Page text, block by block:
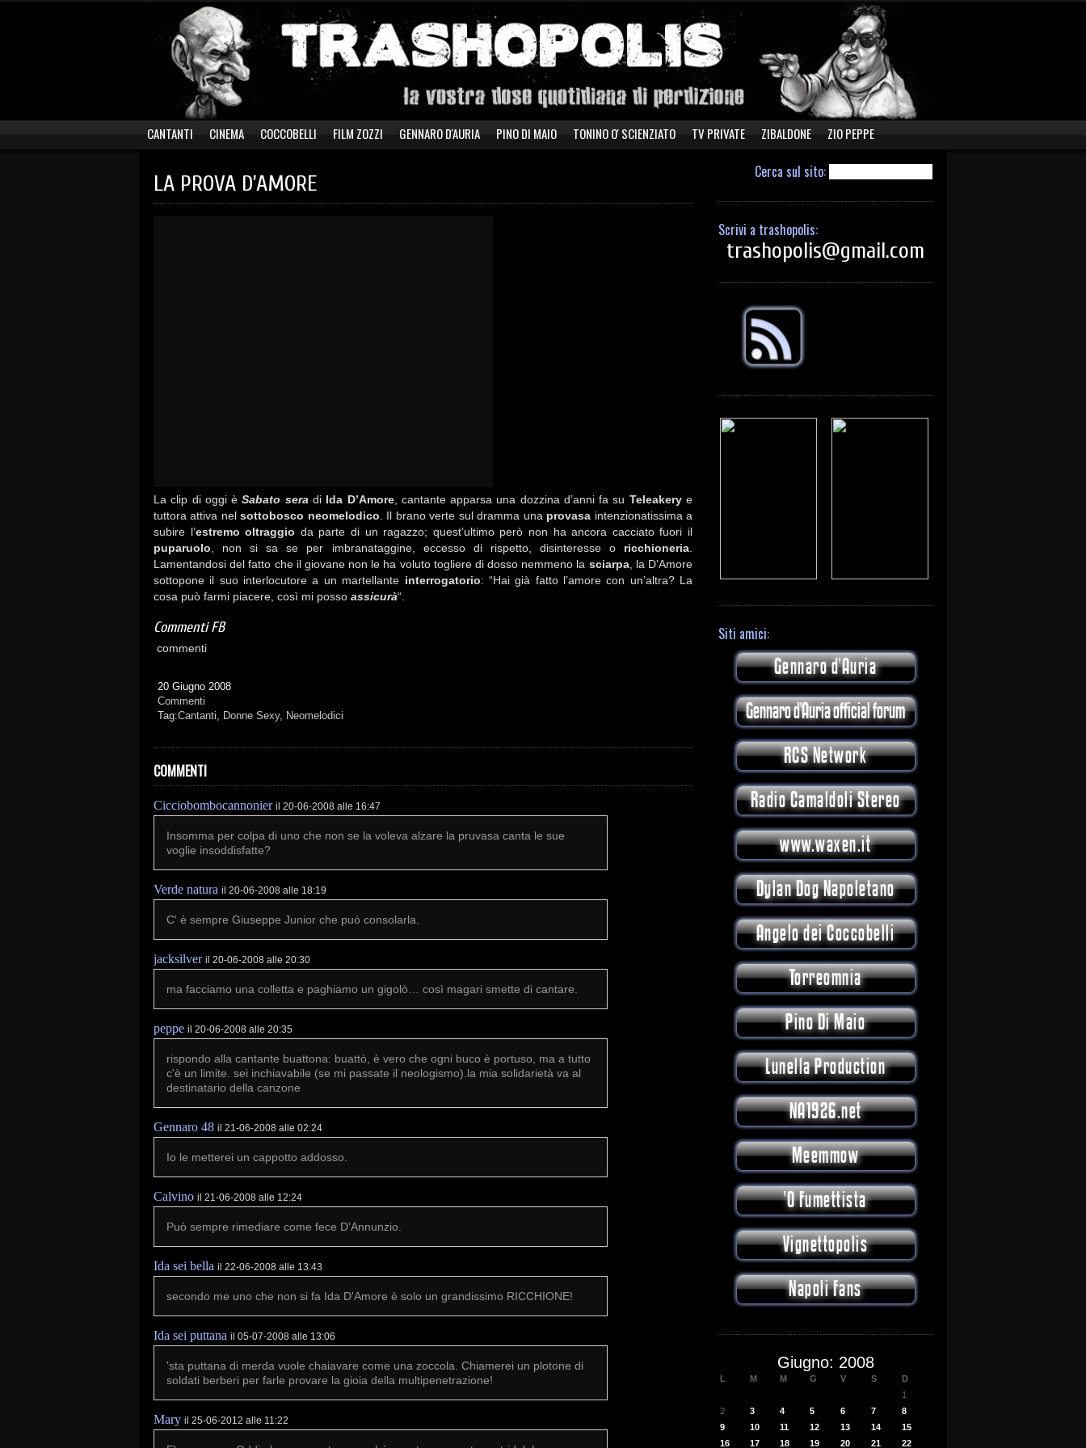
CANTANTI CINEMA COCCOBELLI FILM ZOZZI GENNARO D'AURIA PINO DI MAIO TONINO O' SCIENZIATO TV PRIVATE ZIBALDONE ZIO PEPPE
LA PROVA D’AMORE
La clip di oggi èSabato sera di Ida D’Amore, cantante apparsa una dozzina d’anni fa su Teleakerye
tuttora attiva nelsottobosco neomelodico . Il brano verte sul dramma una provasa intenzionatissima a
subire l’estremo oltraggio da parte di un ragazzo; quest’ultimo però non ha ancora cacciato fuori il
puparuolo , non si sa se per imbranataggine, eccesso di rispetto, disinteresse o ricchioneria
Lamentandosi del fatto che il giovane non le ha voluto togliere di dosso nemmeno la sciarpa, la D’Amore
sottopone il suo interlocutore a un martellante interrogatorio: “Hai già fatto l’amore con un’altra? La
cosa può farmi piacere, così mi posso assicurà“.
Commenti FB
commenti
20 Giugno 2008
Commenti
Tag:Cantanti, Donne Sexy, Neomelodici
COMMENTI
Cicciobombocannonier il 20-06-2008 alle 16:47
Insomma per colpa di uno che non se la voleva alzare la pruvasa canta le sue
voglie insoddisfatte?
Verde natura il 20-06-2008 alle 18:19
C' è sempre Giuseppe Junior che può consolarla.
jacksilver il 20-06-2008 alle 20:30
ma facciamo una colletta e paghiamo un gigolò… così magari smette di cantare.
peppe il 20-06-2008 alle 20:35
rispondo alla cantante buattona: buattò, è vero che ogni buco è portuso, ma a tutto
c'è un limite. sei inchiavabile (se mi passate il neologismo).la mia solidarietà va al
destinatario della canzone
Gennaro 48 il 21-06-2008 alle 02:24
Io le metterei un cappotto addosso.
Calvino il 21-06-2008 alle 12:24
Può sempre rimediare come fece D'Annunzio.
Ida sei bella il 22-06-2008 alle 13:43
secondo me uno che non si fa Ida D'Amore è solo un grandissimo RICCHIONE!
Ida sei puttana il 05-07-2008 alle 13:06
'sta puttana di merda vuole chaiavare come una zoccola. Chiamerei un plotone di
soldati berberi per farle provare la gioia della multipenetrazione!
Mary il 25-06-2012 alle 11:22
Cerca sul sito:
Scrivi a trashopolis:
trashopolis@gmail.com
Siti amici:
Gennaro d'Auria
Gennaro d'Auria official forum
RCS Network
Radio Camaldoli Stereo
www.waxen.it
Dylan Dog Napoletano
Angelo dei Coccobelli
Torreomnia
Pino Di Maio
Lunella Production
NA1926.net
Meemmow
'O Fumettista
Vignettopolis
Napoli Fans
Giugno: 2008
L M M G V S
D
1
2
3 4 5 6 7
8
9
10 11 12 13 14
15
16
17 18 19 20 21 22